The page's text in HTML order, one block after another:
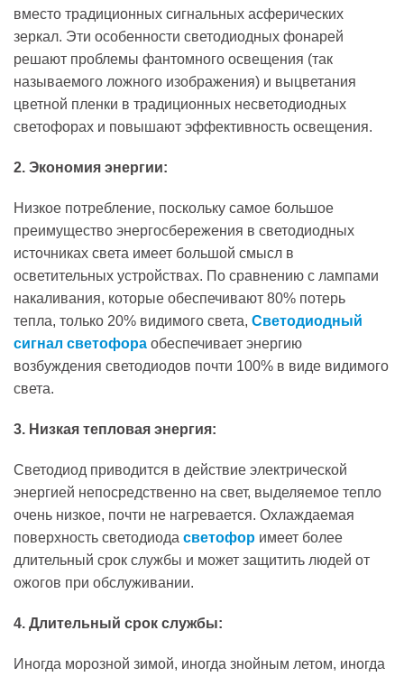
вместо традиционных сигнальных асферических
зеркал. Эти особенности светодиодных фонарей
решают проблемы фантомного освещения (так
называемого ложного изображения) и выцветания
цветной пленки в традиционных несветодиодных
светофорах и повышают эффективность освещения.
2. Экономия энергии:
Низкое потребление, поскольку самое большое
преимущество энергосбережения в светодиодных
источниках света имеет большой смысл в
осветительных устройствах. По сравнению с лампами
накаливания, которые обеспечивают 80% потерь
тепла, только 20% видимого света, Светодиодный
сигнал светофора обеспечивает энергию
возбуждения светодиодов почти 100% в виде видимого
света.
3. Низкая тепловая энергия:
Светодиод приводится в действие электрической
энергией непосредственно на свет, выделяемое тепло
очень низкое, почти не нагревается. Охлаждаемая
поверхность светодиода светофор имеет более
длительный срок службы и может защитить людей от
ожогов при обслуживании.
4. Длительный срок службы:
Иногда морозной зимой, иногда знойным летом, иногда